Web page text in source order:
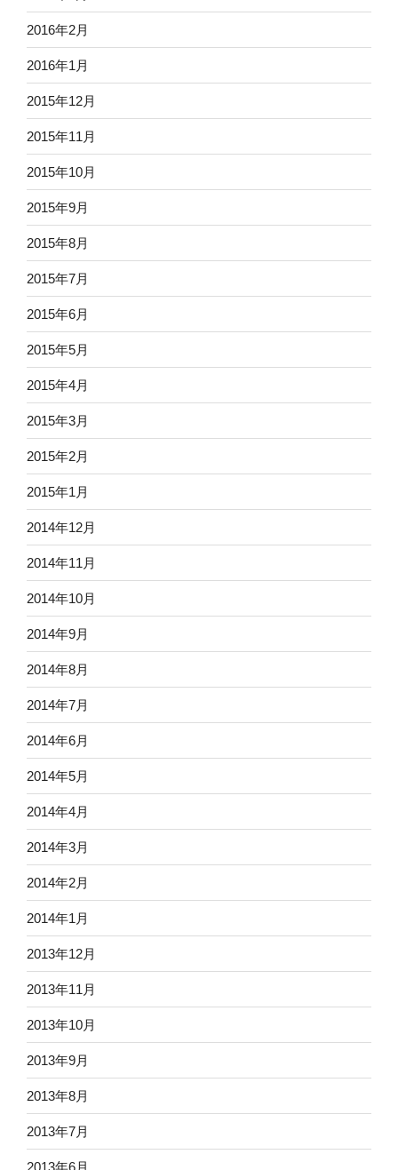
2016年2月
2016年1月
2015年12月
2015年11月
2015年10月
2015年9月
2015年8月
2015年7月
2015年6月
2015年5月
2015年4月
2015年3月
2015年2月
2015年1月
2014年12月
2014年11月
2014年10月
2014年9月
2014年8月
2014年7月
2014年6月
2014年5月
2014年4月
2014年3月
2014年2月
2014年1月
2013年12月
2013年11月
2013年10月
2013年9月
2013年8月
2013年7月
2013年6月